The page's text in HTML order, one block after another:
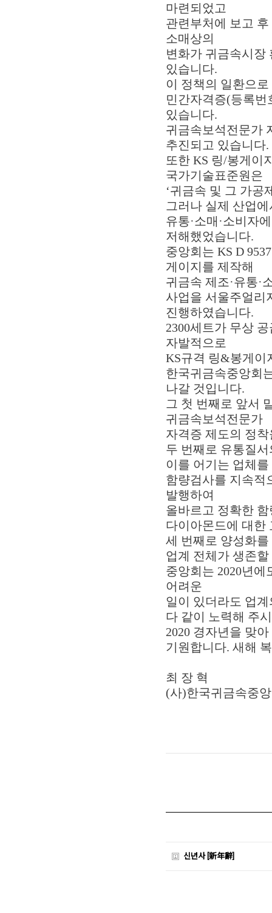
마련되었고
관련부처에 보고
소매상의
변화가 귀금속시장
있습니다.
이 정책의 일환으
민간자격증(등록번
있습니다.
귀금속보석전문가
추진되고 있습니다.
또한 KS 링/봉게이
국가기술표준원은
‘귀금속 및 그 가공
그러나 실제 산업
유통·소매·소비자
저해했었습니다.
중앙회는 KS D
게이지를 제작해
귀금속 제조·유통·
사업을 서울주얼리
진행하였습니다.
2300세트가 무상
자발적으로
KS규격 링&봉게이
한국귀금속중앙회
나갈 것입니다.
그 첫 번째로 앞서
귀금속보석전문가
자격증 제도의 정
두 번째로 유통질
이를 어기는 업체
함량검사를 지속적
발행하여
올바르고 정확한
다이아몬드에 대한
세 번째로 양성화
업계 전체가 생존
중앙회는 2020년
어려운
일이 있더라도 업
다 같이 노력해 주
2020 경자년을 맞
기원합니다. 새해
최 장 혁
(사)한국귀금속중
신년사 [新年辭]